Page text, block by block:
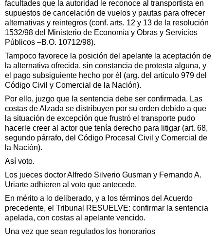
facultades que la autoridad le reconoce al transportista en
supuestos de cancelación de vuelos y pautas para ofrecer
alternativas y reintegros (conf. arts. 12 y 13 de la resolución
1532/98 del Ministerio de Economía y Obras y Servicios
Públicos –B.O. 10712/98).
Tampoco favorece la posición del apelante la aceptación de
la alternativa ofrecida, sin constancia de protesta alguna, y
el pago subsiguiente hecho por él (arg. del artículo 979 del
Código Civil y Comercial de la Nación).
Por ello, juzgo que la sentencia debe ser confirmada. Las
costas de Alzada se distribuyen por su orden debido a que
la situación de excepción que frustró el transporte pudo
hacerle creer al actor que tenía derecho para litigar (art. 68,
segundo párrafo, del Código Procesal Civil y Comercial de
la Nación).
Así voto.
Los jueces doctor Alfredo Silverio Gusman y Fernando A.
Uriarte adhieren al voto que antecede.
En mérito a lo deliberado, y a los términos del Acuerdo
precedente, el Tribunal RESUELVE: confirmar la sentencia
apelada, con costas al apelante vencido.
Una vez que sean regulados los honorarios